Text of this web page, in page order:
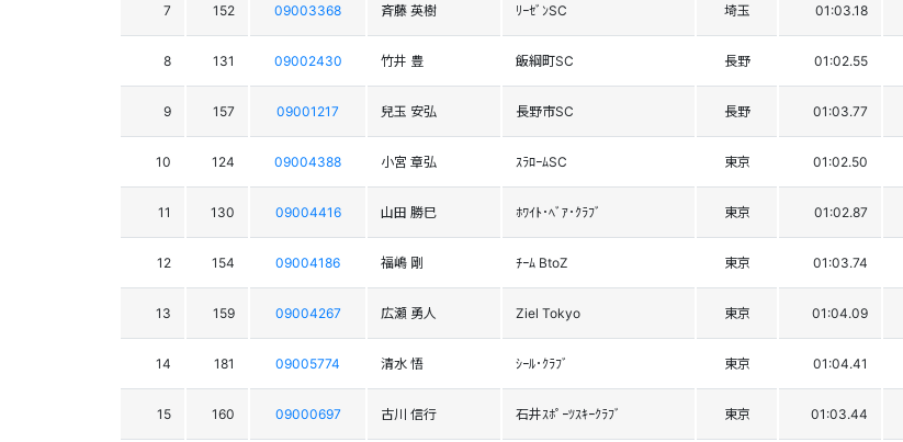
7 152 09003368 斉藤 英樹 ﾘｰｾﾞﾝSC 埼玉 01:03.18
8 131 09002430 竹井 豊 飯綱町SC 長野 01:02.55
9 157 09001217 兒玉 安弘 長野市SC 長野 01:03.77
10 124 09004388 小宮 章弘 ｽﾗﾛｰﾑSC 東京 01:02.50
11 130 09004416 山田 勝巳 ﾎﾜｲﾄ･ﾍﾞｱ･ｸﾗﾌﾞ 東京 01:02.87
12 154 09004186 福嶋 剛 ﾁｰﾑ BtoZ 東京 01:03.74
13 159 09004267 広瀬 勇人 Ziel Tokyo 東京 01:04.09
14 181 09005774 清水 悟 ｼｰﾙ･ｸﾗﾌﾞ 東京 01:04.41
15 160 09000697 古川 信行 石井ｽﾎﾟｰﾂｽｷｰｸﾗﾌﾞ 東京 01:03.44